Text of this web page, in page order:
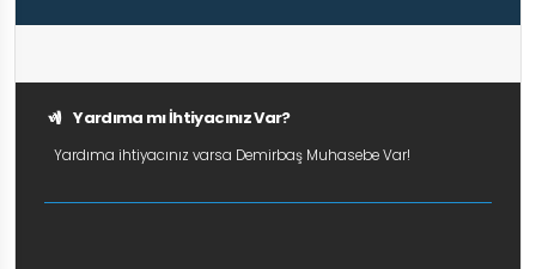
Yardıma mı İhtiyacınız Var?
Yardıma ihtiyacınız varsa Demirbaş Muhasebe Var!